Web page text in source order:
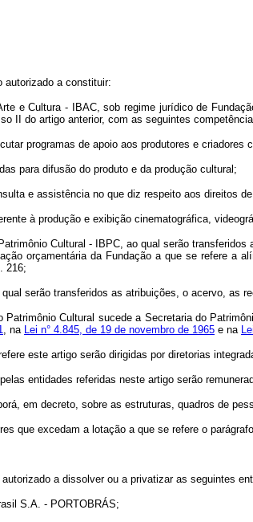
autorizado a constituir:
e Cultura - IBAC, sob regime jurídico de
II do artigo anterior, com as seguintes
programas de apoio aos produtores e
para difusão do produto e da produção cultural;
e assistência no que diz respeito aos direitos
à produção e exibição cinematográfica,
Cultural - IBPC, ao qual serão
orçamentária da Fundação a que se refere a
216;
qual serão transferidos as atribuições, o acervo, as
Patrimônio Cultural sucede a Secretaria do
, na Lei n° 4.845, de 19 de novembro de 1965 e na
este artigo serão dirigidas por diretorias
entidades referidas neste artigo serão
em decreto, sobre as estruturas, quadros de
que excedam a lotação a que se refere o
a dissolver ou a privatizar as seguintes
S.A. - PORTOBRÁS;